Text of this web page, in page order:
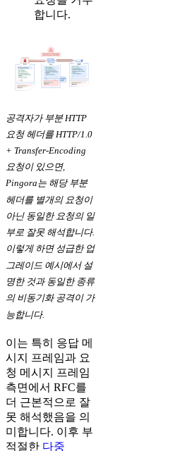
합니다.
공격자가 부분 HTTP
요청 헤더를 HTTP/1.0
+ Transfer-Encoding
요청이 있으면,
Pingora는 해당 부분
헤더를 별개의 요청이
아닌 동일한 요청의 일
부로 잘못 해석합니다.
이렇게 하면 성급한 업
그레이드 예시에서 설
명한 것과 동일한 종류
의 비동기화 공격이 가
능합니다.
이는 특히 응답 메
시지 프레임과 요
청 메시지 프레임
측면에서 RFC를
더 근본적으로 잘
못 해석했음을 의
미합니다. 이후 부
적절한 다중